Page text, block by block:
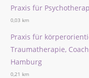
Praxis für
0,03 km
Praxis für
Traumatherapie,
Hamburg
0,21 km